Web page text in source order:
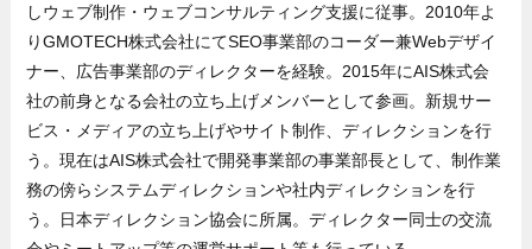
しウェブ制作・ウェブコンサルティング支援に従事。2010年よ
りGMOTECH株式会社にてSEO事業部のコーダー兼Webデザイ
ナー、広告事業部のディレクターを経験。2015年にAIS株式会
社の前身となる会社の立ち上げメンバーとして参画。新規サー
ビス・メディアの立ち上げやサイト制作、ディレクションを行
う。現在はAIS株式会社で開発事業部の事業部長として、制作業
務の傍らシステムディレクションや社内ディレクションを行
う。日本ディレクション協会に所属。ディレクター同士の交流